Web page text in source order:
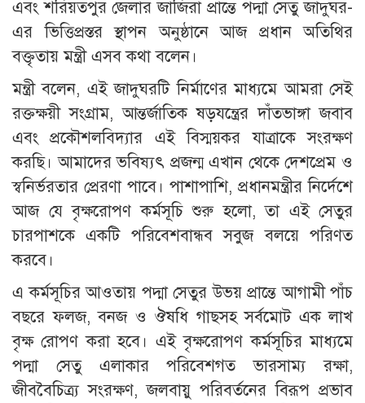
এবং শরিয়তপুর জেলার জাজিরা প্রান্তে পদ্মা সেতু জাদুঘর-
এর ভিত্তিপ্রস্তর স্থাপন অনুষ্ঠানে আজ প্রধান অতিথির
বক্তৃতায় মন্ত্রী এসব কথা বলেন।
মন্ত্রী বলেন, এই জাদুঘরটি নির্মাণের মাধ্যমে আমরা সেই
রক্তক্ষয়ী সংগ্রাম, আন্তর্জাতিক ষড়যন্ত্রের দাঁতভাঙ্গা জবাব
এবং প্রকৌশলবিদ্যার এই বিস্ময়কর যাত্রাকে সংরক্ষণ
করছি। আমাদের ভবিষ্যৎ প্রজন্ম এখান থেকে দেশপ্রেম ও
স্বনির্ভরতার প্রেরণা পাবে। পাশাপাশি, প্রধানমন্ত্রীর নির্দেশে
আজ যে বৃক্ষরোপণ কর্মসূচি শুরু হলো, তা এই সেতুর
চারপাশকে একটি পরিবেশবান্ধব সবুজ বলয়ে পরিণত
করবে।
এ কর্মসূচির আওতায় পদ্মা সেতুর উভয় প্রান্তে আগামী পাঁচ
বছরে ফলজ, বনজ ও ঔষধি গাছসহ সর্বমোট এক লাখ
বৃক্ষ রোপণ করা হবে। এই বৃক্ষরোপণ কর্মসূচির মাধ্যমে
পদ্মা সেতু এলাকার পরিবেশগত ভারসাম্য রক্ষা,
জীববৈচিত্র্য সংরক্ষণ, জলবায়ু পরিবর্তনের বিরূপ প্রভাব